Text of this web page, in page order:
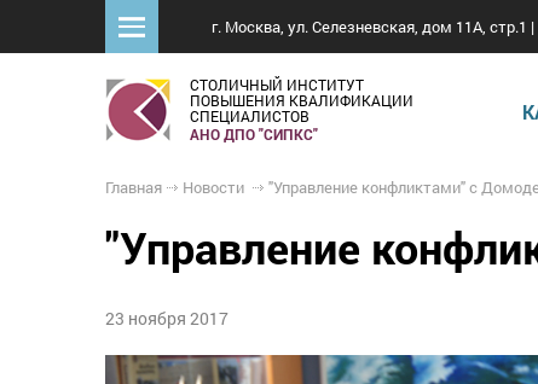
г. Москва, ул. Селезневская, дом 11А, стр.1
СТОЛИЧНЫЙ ИНСТИТУТ
ПОВЫШЕНИЯ КВАЛИФИКАЦИИ
СПЕЦИАЛИСТОВ
АНО ДПО "СИПКС"
Главная Новости "Управление конфликтами" с Домодедовской
"Управление
23 ноября 2017